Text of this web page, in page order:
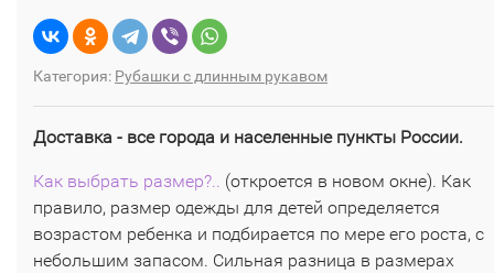
Категория: Рубашки с длинным рукавом
Доставка - все города и населенные пункты России.
Как выбрать размер?.. (откроется в новом окне). Как
правило, размер одежды для детей определяется
возрастом ребенка и подбирается по мере его роста, с
небольшим запасом. Сильная разница в размерах